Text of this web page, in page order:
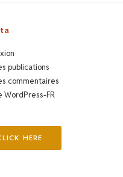
publications
commentaires
WordPress-FR
HERE